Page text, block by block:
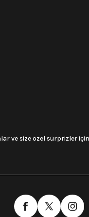
ve size özel sürprizler